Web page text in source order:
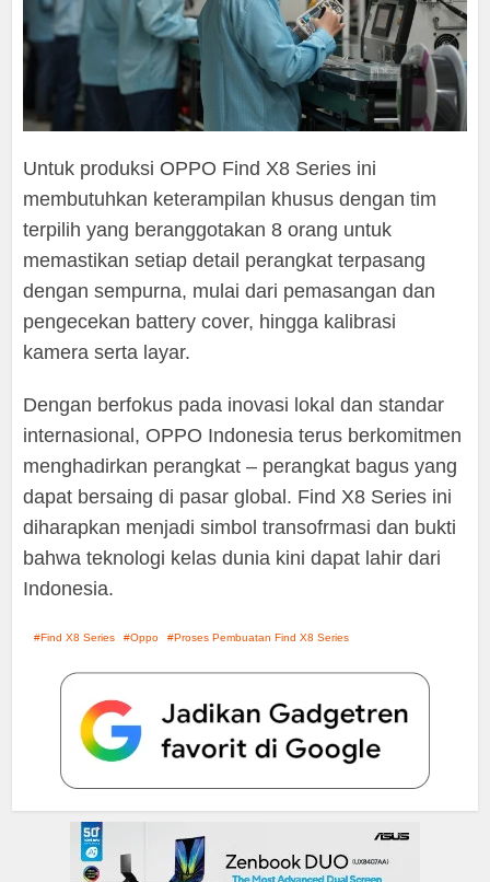
Untuk produksi OPPO Find X8 Series ini
membutuhkan keterampilan khusus dengan tim
terpilih yang beranggotakan 8 orang untuk
memastikan setiap detail perangkat terpasang
dengan sempurna, mulai dari pemasangan dan
pengecekan battery cover, hingga kalibrasi
kamera serta layar.
Dengan berfokus pada inovasi lokal dan standar
internasional, OPPO Indonesia terus berkomitmen
menghadirkan perangkat – perangkat bagus yang
dapat bersaing di pasar global. Find X8 Series ini
diharapkan menjadi simbol transofrmasi dan bukti
bahwa teknologi kelas dunia kini dapat lahir dari
Indonesia.
Find X8 Series Oppo Proses Pembuatan Find X8 Series